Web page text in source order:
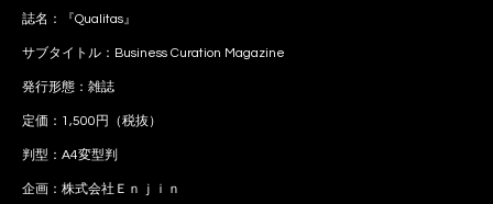
誌名：『Qualitas』
サブタイトル：Business Curation Magazine
発行形態：雑誌
定価：1,500円（税抜）
判型：A4変型判
企画：株式会社Ｅｎｊｉｎ